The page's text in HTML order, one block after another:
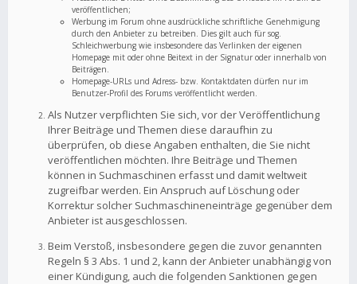
veröffentlichen;
Werbung im Forum ohne ausdrückliche schriftliche Genehmigung
durch den Anbieter zu betreiben. Dies gilt auch für sog.
Schleichwerbung wie insbesondere das Verlinken der eigenen
Homepage mit oder ohne Beitext in der Signatur oder innerhalb von
Beiträgen.
Homepage-URLs und Adress- bzw. Kontaktdaten dürfen nur im
Benutzer-Profil des Forums veröffentlicht werden.
Als Nutzer verpflichten Sie sich, vor der Veröffentlichung
Ihrer Beiträge und Themen diese daraufhin zu
überprüfen, ob diese Angaben enthalten, die Sie nicht
veröffentlichen möchten. Ihre Beiträge und Themen
können in Suchmaschinen erfasst und damit weltweit
zugreifbar werden. Ein Anspruch auf Löschung oder
Korrektur solcher Suchmaschineneinträge gegenüber dem
Anbieter ist ausgeschlossen.
Beim Verstoß, insbesondere gegen die zuvor genannten
Regeln § 3 Abs. 1 und 2, kann der Anbieter unabhängig von
einer Kündigung, auch die folgenden Sanktionen gegen